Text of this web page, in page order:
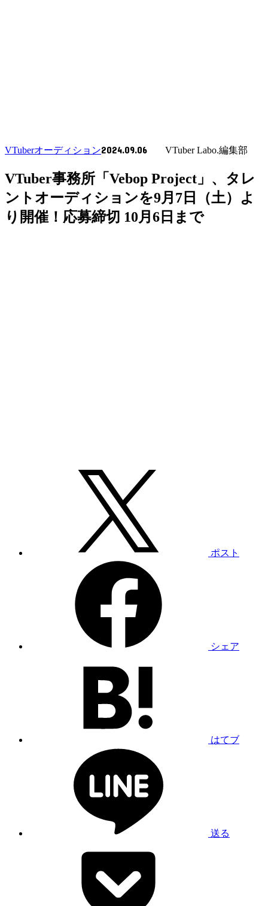
VTuberオーディション2024.09.06 VTuber Labo.編集部
VTuber事務所「Vebop Project」、タレ
ントオーディションを9月7日（土）よ
り開催！応募締切 10月6日まで
ポスト
シェア
はてブ
送る